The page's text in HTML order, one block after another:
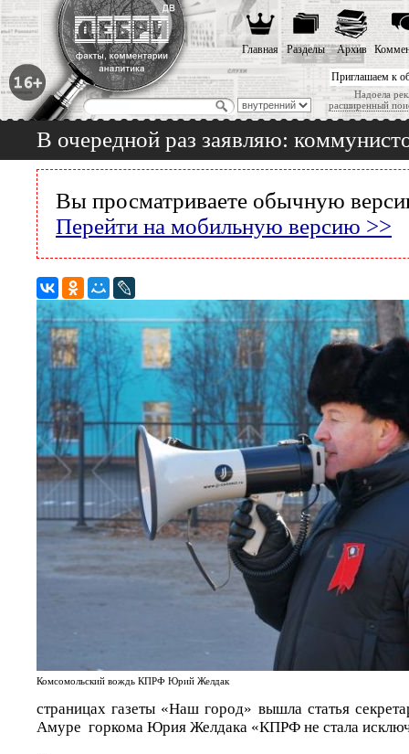
Приглашаем к
Надоела
расширенный
Главная Разделы Архив
В очередной раз заявляю:
Вы просматриваете обычную
Перейти на мобильную версию >>
Комсомольский вождь КПРФ Юрий Желдак
страницах газеты «Наш город» вышла статья
Амуре горкома Юрия Желдака «КПРФ не стала